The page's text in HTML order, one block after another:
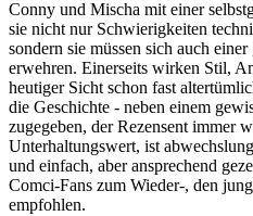
Conny und Mischa mit einer
sie nicht nur Schwierigkeiten
sondern sie müssen sich auch
erwehren. Einerseits wirken Stil,
heutiger Sicht schon fast
die Geschichte - neben einem
zugegeben, der Rezensent immer
Unterhaltungswert, ist
und einfach, aber ansprechend
Comci-Fans zum Wieder-, den
empfohlen.